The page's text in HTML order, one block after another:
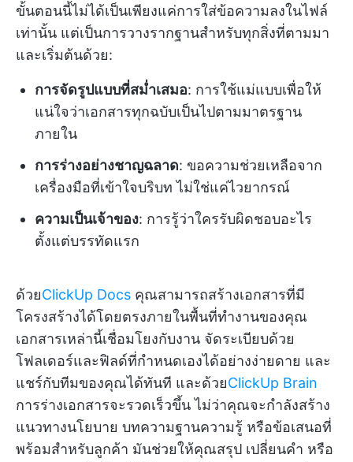
ขั้นตอนนี้ไม่ได้เป็นเพียงแค่การใส่ข้อความลงในไฟล์
เท่านั้น แต่เป็นการวางรากฐานสำหรับทุกสิ่งที่ตามมา
และเริ่มต้นด้วย:
การจัดรูปแบบที่สม่ำเสมอ: การใช้แม่แบบเพื่อให้
แน่ใจว่าเอกสารทุกฉบับเป็นไปตามมาตรฐาน
ภายใน
การร่างอย่างชาญฉลาด: ขอความช่วยเหลือจาก
เครื่องมือที่เข้าใจบริบท ไม่ใช่แค่ไวยากรณ์
ความเป็นเจ้าของ: การรู้ว่าใครรับผิดชอบอะไร
ตั้งแต่บรรทัดแรก
ด้วยClickUp Docs คุณสามารถสร้างเอกสารที่มี
โครงสร้างได้โดยตรงภายในพื้นที่ทำงานของคุณ
เอกสารเหล่านี้เชื่อมโยงกับงาน จัดระเบียบด้วย
โฟลเดอร์และฟิลด์ที่กำหนดเองได้อย่างง่ายดาย และ
แชร์กับทีมของคุณได้ทันที และด้วยClickUp Brain
การร่างเอกสารจะรวดเร็วขึ้น ไม่ว่าคุณจะกำลังสร้าง
แนวทางนโยบาย บทความฐานความรู้ หรือข้อเสนอที่
พร้อมสำหรับลูกค้า มันช่วยให้คุณสรุป เปลี่ยนคำ หรือ